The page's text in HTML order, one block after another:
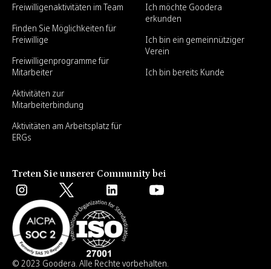
Freiwilligenaktivitäten im Team
Finden Sie Möglichkeiten für
Freiwillige
Freiwilligenprogramme für
Mitarbeiter
Aktivitäten zur
Mitarbeiterbindung
Aktivitäten am Arbeitsplatz für
ERGs
Ich möchte Goodera
erkunden
Ich bin ein gemeinnütziger
Verein
Ich bin bereits Kunde
Treten Sie unserer Community bei
© 2023 Goodera. Alle Rechte vorbehalten.